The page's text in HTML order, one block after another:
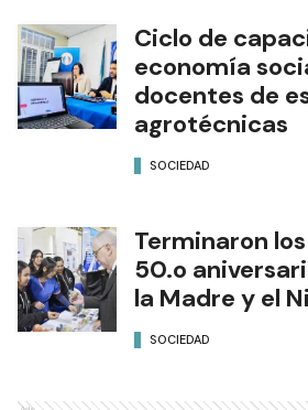
Ciclo de
economía
docentes de
agrotécnicas
SOCIEDAD
Terminaron
50.o
la Madre y el
SOCIEDAD